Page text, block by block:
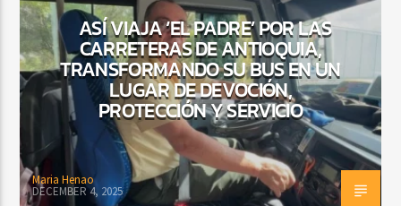
ASÍ VIAJA ‘EL PADRE’ POR LAS
CARRETERAS DE ANTIOQUIA,
TRANSFORMANDO SU BUS EN UN
LUGAR DE DEVOCIÓN,
PROTECCIÓN Y SERVICIO
Maria Henao
DECEMBER 4, 2025